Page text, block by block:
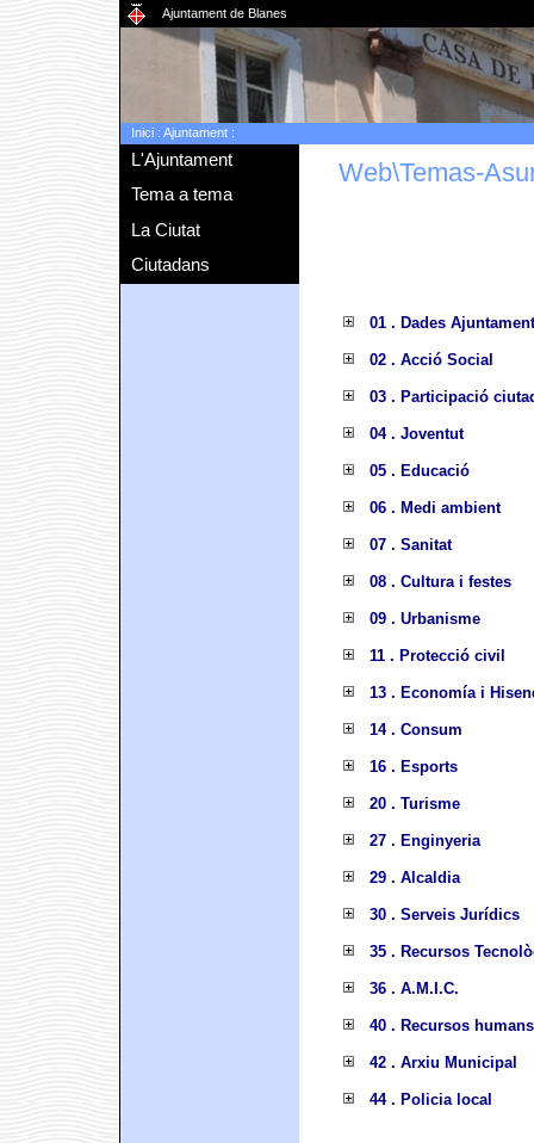
Ajuntament de Blanes
Inici: Ajuntament:
L'Ajuntament
Tema a tema
La Ciutat
Ciutadans
Web\Temas-
01 . Dades Ajuntament
02 . Acció Social
03 . Participació
04 . Joventut
05 . Educació
06 . Medi ambient
07 . Sanitat
08 . Cultura i festes
09 . Urbanisme
11 . Protecció civil
13 . Economía i
14 . Consum
16 . Esports
20 . Turisme
27 . Enginyeria
29 . Alcaldia
30 . Serveis Jurídics
35 . Recursos
36 . A.M.I.C.
40 . Recursos humans
42 . Arxiu Municipal
44 . Policia local